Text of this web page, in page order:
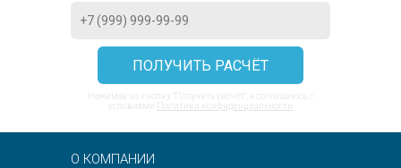
Нажимая на кнопку "Получить расчёт", я соглашаюсь с
условиями
Политики конфиденциальности
О КОМПАНИИ